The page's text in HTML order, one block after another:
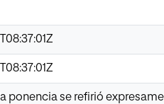
ponencia se refirió